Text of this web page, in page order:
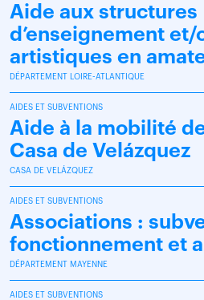
Aide aux structures
d’enseignement
artistiques en
DÉPARTEMENT LOIRE-ATLANTIQUE
AIDES ET SUBVENTIONS
Aide à la mobilité
Casa de Velázquez
CASA DE VELÁZQUEZ
AIDES ET SUBVENTIONS
Associations :
fonctionnement et
DÉPARTEMENT MAYENNE
AIDES ET SUBVENTIONS